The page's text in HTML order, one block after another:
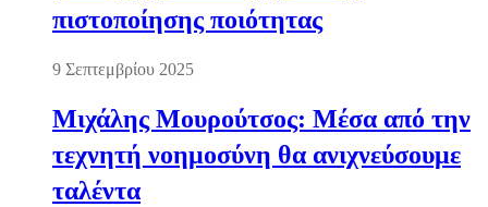
πιστοποίησης ποιότητας
9 Σεπτεμβρίου 2025
Μιχάλης Μουρούτσος: Μέσα από την
τεχνητή νοημοσύνη θα ανιχνεύσουμε
ταλέντα